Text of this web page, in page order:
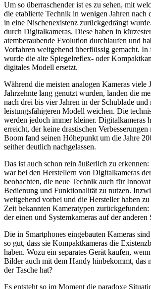
Um so überraschender ist es zu sehen, mit
die etablierte Technik in wenigen Jahren nach
in eine Nischenexistenz zurückgedrängt
durch Digitalkameras. Diese haben in
atemberaubende Evolution durchlaufen und
Vorfahren weitgehend überflüssig gemacht. In
wurde die alte Spiegelreflex- oder
digitales Modell ersetzt.
Während die meisten analogen Kameras viele
Jahrzehnte lang genutzt wurden, landen die
nach drei bis vier Jahren in der Schublade und
leistungsfähigeren Modell weichen. Die
werden jedoch immer kleiner. Digitalkameras
erreicht, der keine drastischen
Boom fand seinen Höhepunkt um die Jahre
seither deutlich nachgelassen.
Das ist auch schon rein äußerlich zu erkennen:
war bei den Herstellern von Digitalkameras
beobachten, die neue Technik auch für
Bedienung und Funktionalität zu nutzen.
weitgehend vorbei und die Hersteller haben zu
Zeit bekannten Kameratypen
der einen und Systemkameras auf der anderen
Die in Smartphones eingebauten Kameras
so gut, dass sie Kompaktkameras die
haben. Wozu ein separates Gerät kaufen,
Bilder auch mit dem Handy hinbekommt, das
der Tasche hat?
Es entsteht so im Moment die paradoxe